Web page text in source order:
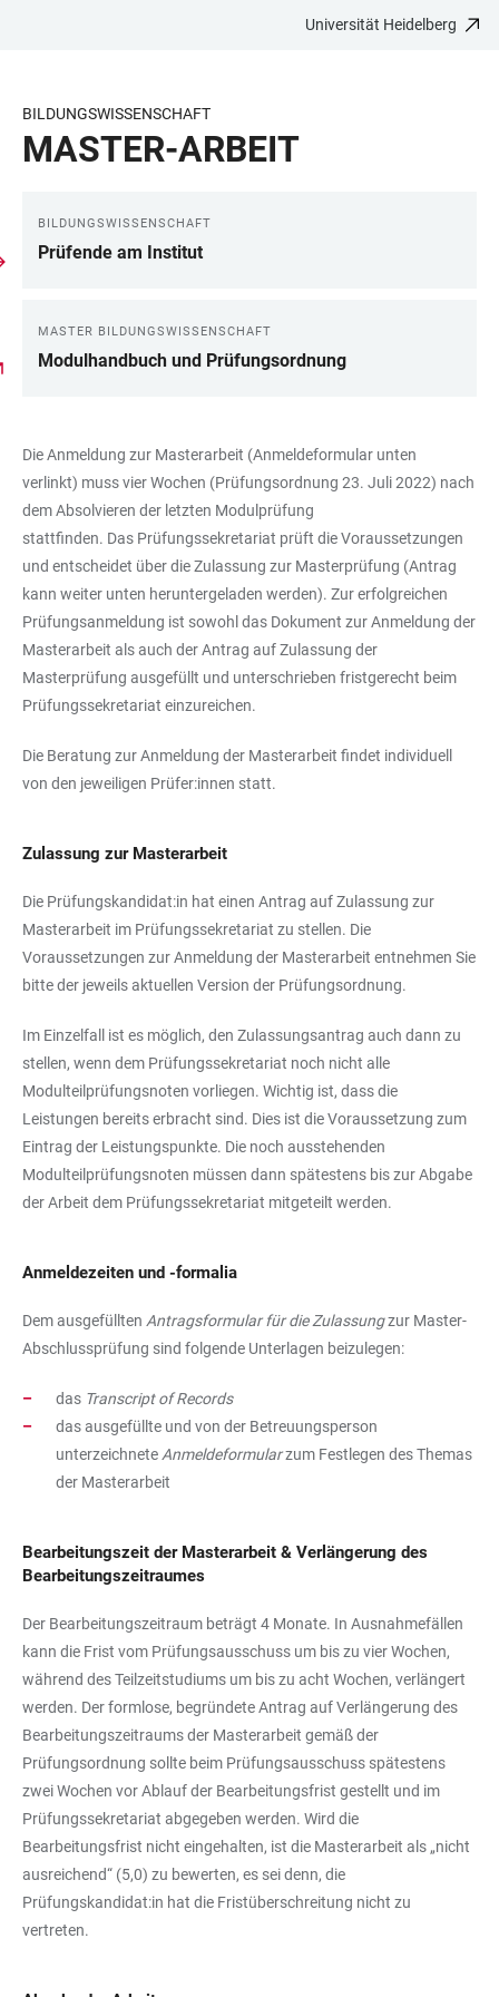
BARRIEREFREIHEIT
Universität Heidelberg
BILDUNGSWISSENSCHAFT
MASTER-ARBEIT
LINKS
BILDUNGSWISSENSCHAFT
Prüfende am Institut
MASTER BILDUNGSWISSENSCHAFT
Modulhandbuch und Prüfungsordnung
Die Anmeldung zur Masterarbeit (Anmeldeformular unten
verlinkt) muss vier Wochen (Prüfungsordnung 23. Juli 2022) nach
dem Absolvieren der letzten Modulprüfung
stattfinden. Das Prüfungssekretariat prüft die Voraussetzungen
und entscheidet über die Zulassung zur Masterprüfung (Antrag
kann weiter unten heruntergeladen werden). Zur erfolgreichen
Prüfungsanmeldung ist sowohl das Dokument zur Anmeldung der
Masterarbeit als auch der Antrag auf Zulassung der
Masterprüfung ausgefüllt und unterschrieben fristgerecht beim
Prüfungssekretariat einzureichen.
Die Beratung zur Anmeldung der Masterarbeit findet individuell
von den jeweiligen Prüfer:innen statt.
Zulassung zur Masterarbeit
Die Prüfungskandidat:in hat einen Antrag auf Zulassung zur
Masterarbeit im Prüfungssekretariat zu stellen. Die
Voraussetzungen zur Anmeldung der Masterarbeit entnehmen Sie
bitte der jeweils aktuellen Version der Prüfungsordnung.
Im Einzelfall ist es möglich, den Zulassungsantrag auch dann zu
stellen, wenn dem Prüfungssekretariat noch nicht alle
Modulteilprüfungsnoten vorliegen. Wichtig ist, dass die
Leistungen bereits erbracht sind. Dies ist die Voraussetzung zum
Eintrag der Leistungspunkte. Die noch ausstehenden
Modulteilprüfungsnoten müssen dann spätestens bis zur Abgabe
der Arbeit dem Prüfungssekretariat mitgeteilt werden.
Anmeldezeiten und -formalia
Dem ausgefüllten Antragsformular für die Zulassungzur Master-
Abschlussprüfung sind folgende Unterlagen beizulegen:
das Transcript of Records
das ausgefüllte und von der Betreuungsperson
unterzeichnete Anmeldeformularzum Festlegen des Themas
der Masterarbeit
Bearbeitungszeit der Masterarbeit & Verlängerung des
Bearbeitungszeitraumes
Der Bearbeitungszeitraum beträgt 4 Monate. In Ausnahmefällen
kann die Frist vom Prüfungsausschuss um bis zu vier Wochen,
während des Teilzeitstudiums um bis zu acht Wochen, verlängert
werden. Der formlose, begründete Antrag auf Verlängerung des
Bearbeitungszeitraums der Masterarbeit gemäß der
Prüfungsordnung sollte beim Prüfungsausschuss spätestens
zwei Wochen vor Ablauf der Bearbeitungsfrist gestellt und im
Prüfungssekretariat abgegeben werden. Wird die
Bearbeitungsfrist nicht eingehalten, ist die Masterarbeit als „nicht
ausreichend“ (5,0) zu bewerten, es sei denn, die
Prüfungskandidat:in hat die Fristüberschreitung nicht zu
vertreten.